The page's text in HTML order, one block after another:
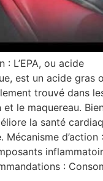
: L’EPA, ou acide
est un acide gras
trouvé dans
le maquereau.
la santé
d’action
: